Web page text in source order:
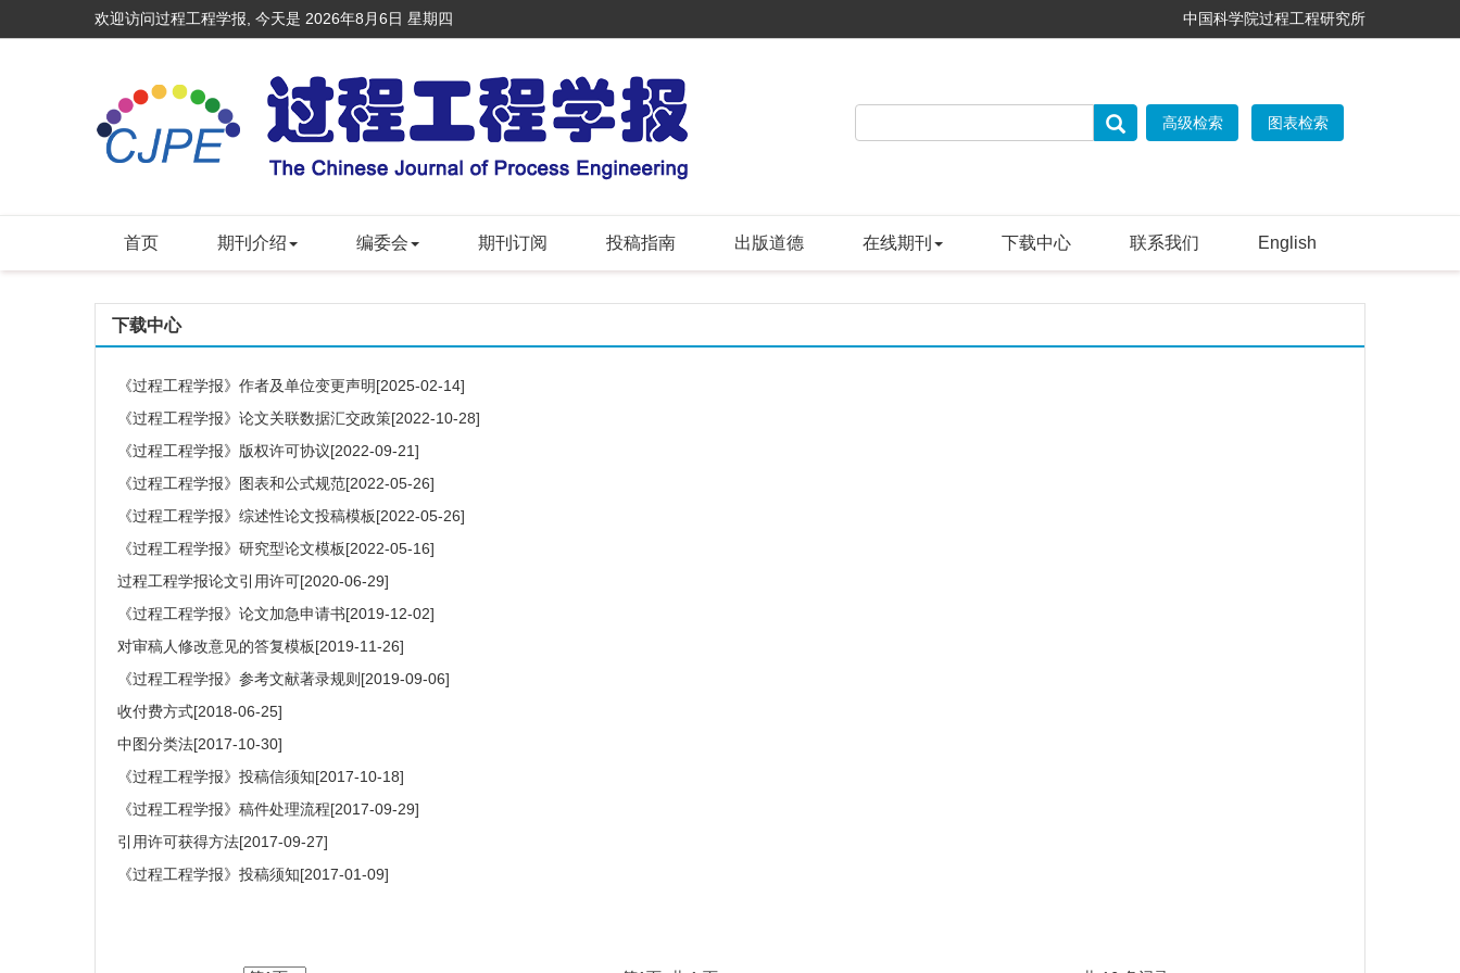
欢迎访问过程工程学报, 今天是 2026年8月6日 星期四 中国科学院过程工程研究所
首页 期刊介绍 编委会 期刊订阅 投稿指南 出版道德 在线期刊 下载中心 联系我们 English
下载中心
《过程工程学报》作者及单位变更声明[2025-02-14]
《过程工程学报》论文关联数据汇交政策[2022-10-28]
《过程工程学报》版权许可协议[2022-09-21]
《过程工程学报》图表和公式规范[2022-05-26]
《过程工程学报》综述性论文投稿模板[2022-05-26]
《过程工程学报》研究型论文模板[2022-05-16]
过程工程学报论文引用许可[2020-06-29]
《过程工程学报》论文加急申请书[2019-12-02]
对审稿人修改意见的答复模板[2019-11-26]
《过程工程学报》参考文献著录规则 [2019-09-06]
收付费方式[2018-06-25]
中图分类法[2017-10-30]
《过程工程学报》投稿信须知[2017-10-18]
《过程工程学报》稿件处理流程[2017-09-29]
引用许可获得方法[2017-09-27]
《过程工程学报》投稿须知[2017-01-09]